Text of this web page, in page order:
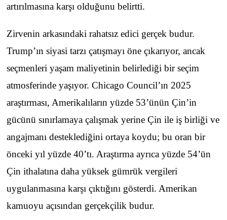
artırılmasına karşı olduğunu belirtti.
Zirvenin arkasındaki rahatsız edici gerçek budur.
Trump’ın siyasi tarzı çatışmayı öne çıkarıyor, ancak
seçmenleri yaşam maliyetinin belirlediği bir seçim
atmosferinde yaşıyor. Chicago Council’ın 2025
araştırması, Amerikalıların yüzde 53’ünün Çin’in
gücünü sınırlamaya çalışmak yerine Çin ile iş birliği ve
angajmanı desteklediğini ortaya koydu; bu oran bir
önceki yıl yüzde 40’tı. Araştırma ayrıca yüzde 54’ün
Çin ithalatına daha yüksek gümrük vergileri
uygulanmasına karşı çıktığını gösterdi. Amerikan
kamuoyu açısından gerçekçilik budur.